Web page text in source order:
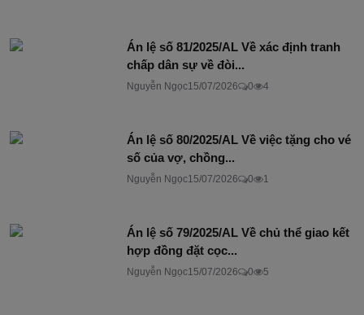
Án lệ số 81/2025/AL Về xác định tranh
chấp dân sự về đòi...
Nguyễn Ngọc15/07/2026 0 4
Án lệ số 80/2025/AL Về việc tặng cho vé
số của vợ, chồng...
Nguyễn Ngọc15/07/2026 0 1
Án lệ số 79/2025/AL Về chủ thể giao kết
hợp đồng đặt cọc...
Nguyễn Ngọc15/07/2026 0 5